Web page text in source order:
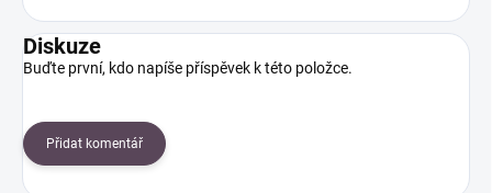
Diskuze
Buďte první, kdo napíše příspěvek k této položce.
Přidat komentář